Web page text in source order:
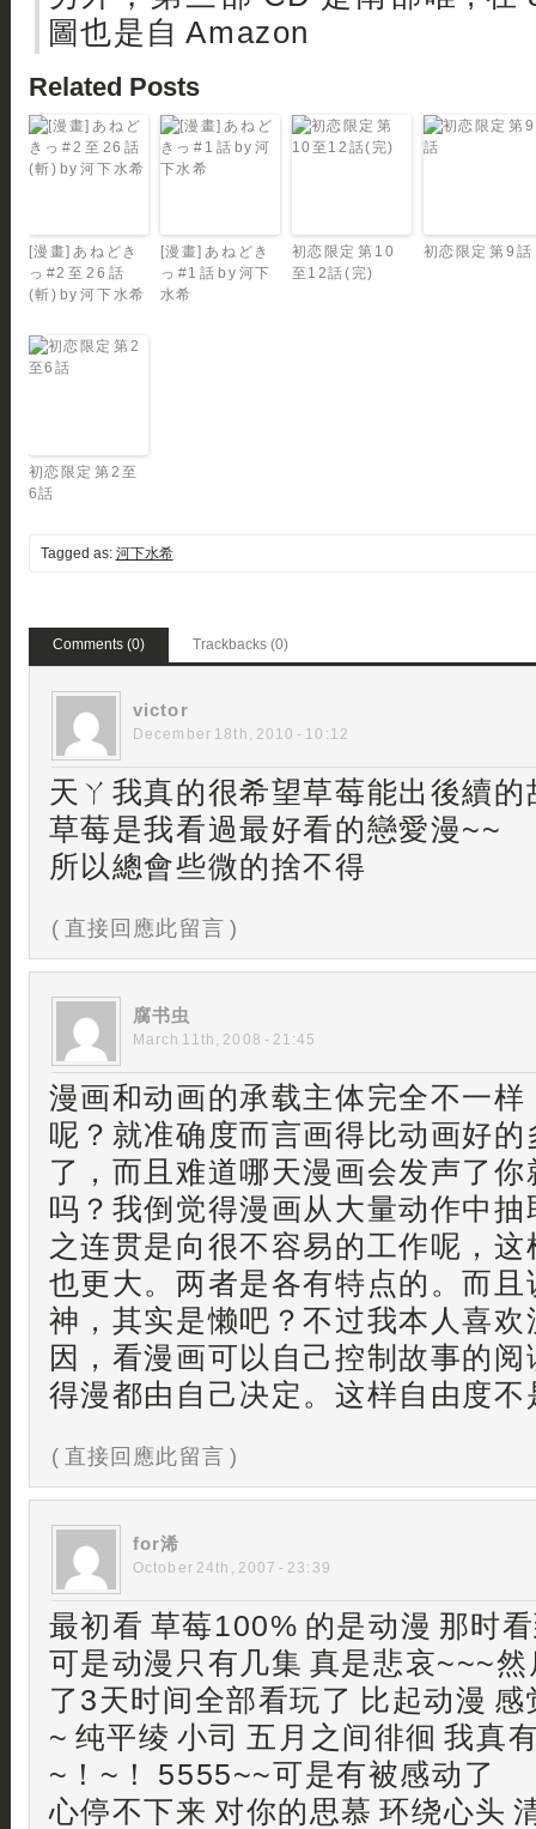
圖也是自 Amazon
Related Posts
[漫畫] あねどき
っ #2 至 26 話
(斬) by 河下水希
[漫畫] あねどき
っ #1 話 by 河下
水希
初恋限定 第10
至12話(完)
初恋限定 第9話
初恋限定 第2至
6話
Tagged as: 河下水希
Comments (0) Trackbacks (0)
victor
December 18th, 2010 - 10:12
天ㄚ我真的很希望草莓能出後續
草莓是我看過最好看的戀愛漫~~
所以總會些微的捨不得
( 直接回應此留言 )
腐书虫
March 11th, 2008 - 21:45
漫画和动画的承载主体完全不一
呢？就准确度而言画得比动画好
了，而且难道哪天漫画会发声了
吗？我倒觉得漫画从大量动作中
之连贯是向很不容易的工作呢，
也更大。两者是各有特点的。而
神，其实是懒吧？不过我本人喜
因，看漫画可以自己控制故事的
得漫都由自己决定。这样自由度不
( 直接回應此留言 )
for浠
October 24th, 2007 - 23:39
最初看 草莓100% 的是动漫 那时
可是动漫只有几集 真是悲哀~~~
了3天时间全部看玩了 比起动漫
~ 纯平绫 小司 五月之间徘徊 我真
~！~！ 5555~~可是有被感动了
心停不下来 对你的思慕 环绕心头